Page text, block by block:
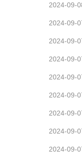
2024-09-
2024-09-
2024-09-
2024-09-
2024-09-
2024-09-
2024-09-
2024-09-
2024-09-